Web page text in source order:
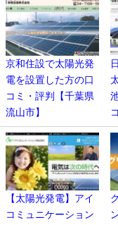
京和住設で太陽光発
電を設置した方の口
コミ・評判【千葉県
流山市】
【太陽光発電】アイ
コミュニケーション